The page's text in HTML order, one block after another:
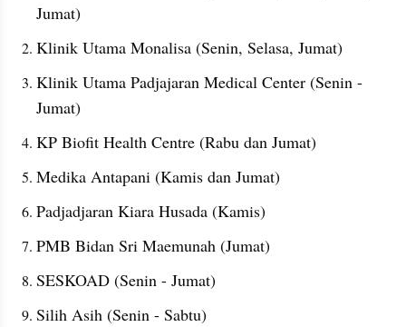
Jumat)
Klinik Utama Monalisa (Senin, Selasa, Jumat)
Klinik Utama Padjajaran Medical Center (Senin -
Jumat)
KP Biofit Health Centre (Rabu dan Jumat)
Medika Antapani (Kamis dan Jumat)
Padjadjaran Kiara Husada (Kamis)
PMB Bidan Sri Maemunah (Jumat)
SESKOAD (Senin - Jumat)
Silih Asih (Senin - Sabtu)